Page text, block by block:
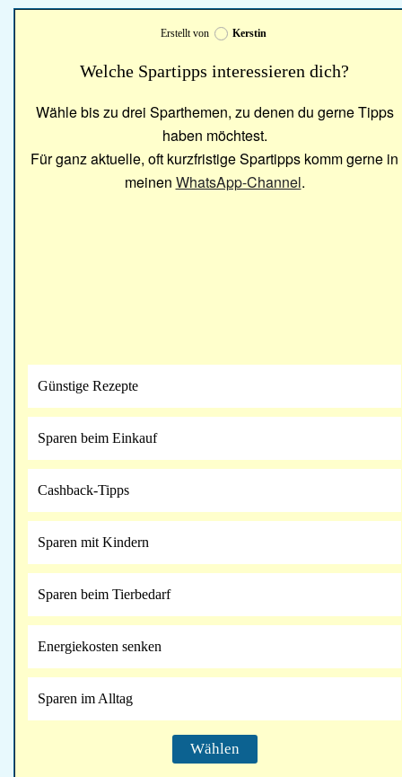
Erstellt von Kerstin
Welche Spartipps interessieren dich?
Wähle bis zu drei Sparthemen, zu denen du gerne Tipps
haben möchtest.
Für ganz aktuelle, oft kurzfristige Spartipps komm gerne in
meinen WhatsApp-Channel.
Günstige Rezepte
Sparen beim Einkauf
Cashback-Tipps
Sparen mit Kindern
Sparen beim Tierbedarf
Energiekosten senken
Sparen im Alltag